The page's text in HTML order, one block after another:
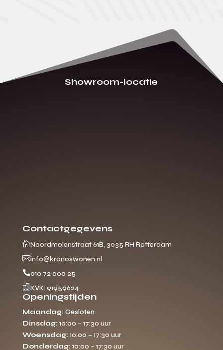
Showroom-locatie
Contactgegevens
Noordmolenstraat 61B, 3035 RH Rotterdam
info@kronoswonen.nl
010 72 000 25
 KVK: 91959624
Openingstijden
Maandag: Gesloten
Dinsdag: 10:00 – 17:30 uur
Woensdag: 10:00 – 17:30 uur
Donderdag: 10:00 – 17:30 uur